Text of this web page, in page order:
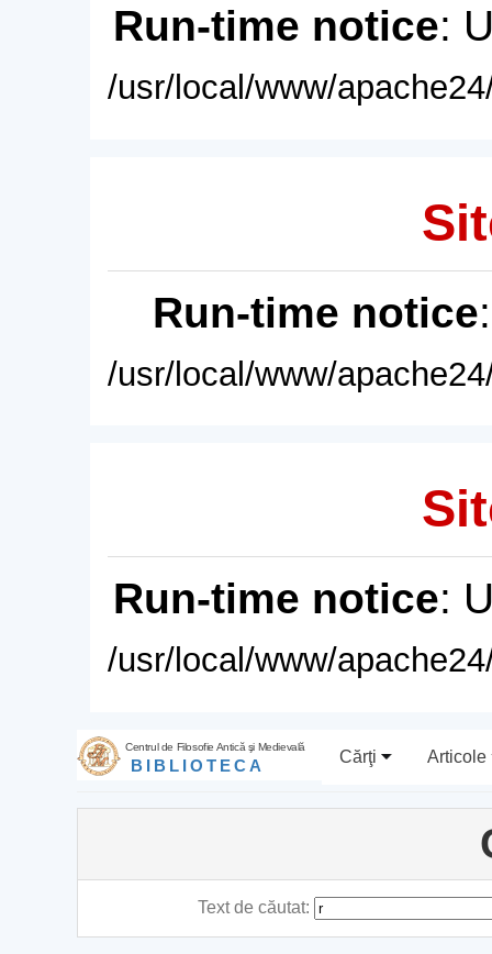
Run-time notice:
/usr/local/www/
Run-time notice
/usr/local/www/
Run-time notice:
/usr/local/www/
Centrul de Filosofie Antică şi Medievală
BIBLIOTECA Cărţi Articole
Text de căutat: